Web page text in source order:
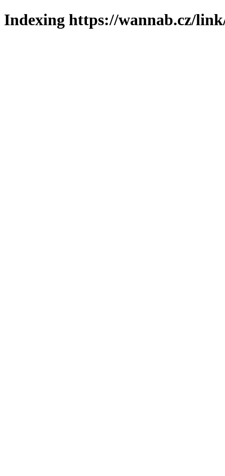
Indexing https://wannab.cz/